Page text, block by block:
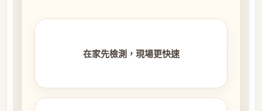
在家先檢測，現場更快速